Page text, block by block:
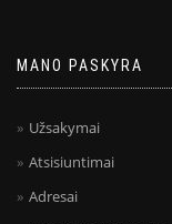
MANO PASKYRA
Užsakymai
Atsisiuntimai
Adresai